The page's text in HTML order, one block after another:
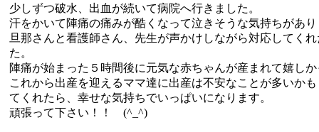
少しずつ破水、出血が続いて病院へ行きました。
汗をかいて陣痛の痛みが酷くなって泣きそうな気持ちがあ
旦那さんと看護師さん、先生が声かけしながら対応してく
た。
陣痛が始まった５時間後に元気な赤ちゃんが産まれて嬉し
これから出産を迎えるママ達に出産は不安なことが多いか
てくれたら、幸せな気持ちでいっぱいになります。
頑張って下さい！！ (^_^)